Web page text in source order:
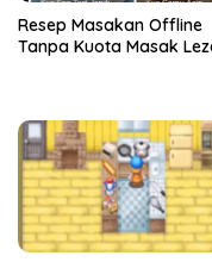
Resep Masakan Offline
Tanpa Kuota Masak